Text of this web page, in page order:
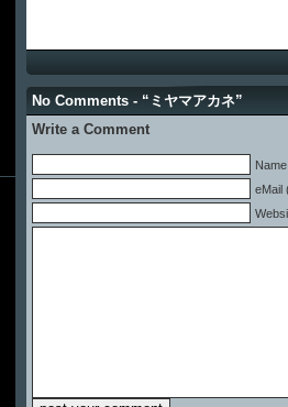
No Comments - “ミヤマアカネ”
Write a Comment
eMail